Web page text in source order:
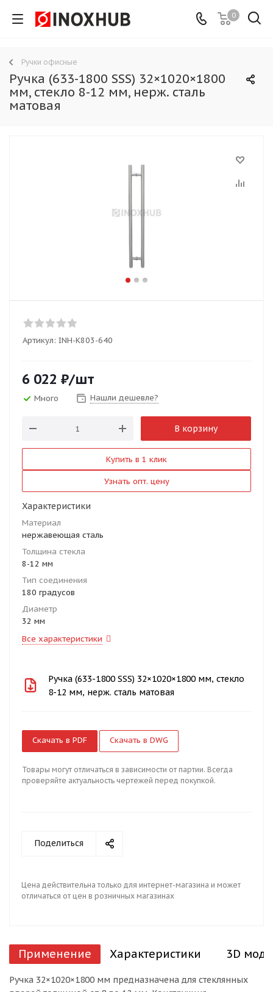
0
Ручки офисные
Ручка (633-1800 SSS) 32×1020×1800
мм, стекло 8-12 мм, нерж. сталь
матовая
Артикул: INH-K803-640
6 022 ₽/шт
Много Нашли дешевле?
В корзину
Купить в 1 клик
Узнать опт. цену
Характеристики
Материал
нержавеющая сталь
Толщина стекла
8-12 мм
Тип соединения
180 градусов
Диаметр
32 мм
Все характеристики
Ручка (633-1800 SSS) 32×1020×1800 мм, стекло
8-12 мм, нерж. сталь матовая
Скачать в PDF Скачать в DWG
Товары могут отличаться в зависимости от партии. Всегда
проверяйте актуальность чертежей перед покупкой.
Поделиться
Цена действительна только для интернет-магазина и может
отличаться от цен в розничных магазинах
Применение Характеристики 3D
Ручка 32×1020×1800 мм предназначена для стеклянных